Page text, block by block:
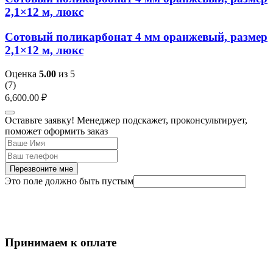
2,1×12 м, люкс
Сотовый поликарбонат 4 мм оранжевый, размер
2,1×12 м, люкс
Оценка 5.00 из 5
(7)
6,600.00 ₽
Оставьте заявку! Менеджер подскажет, проконсультирует,
поможет оформить заказ
Перезвоните мне
Это поле должно быть пустым
Принимаем к оплате